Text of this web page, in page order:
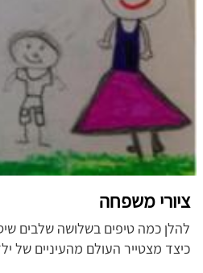
ציורי משפחה
להלן כמה טיפים בשלושה שלבים
כיצד מצטייר העולם מהעיניים של